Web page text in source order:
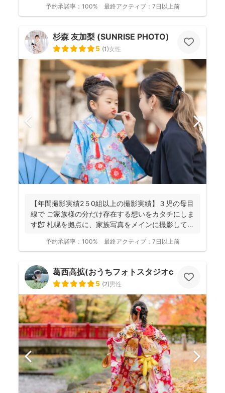
予約承諾率： 100% 最終アクティブ： 7日以上前
杉森 友加梨 (SUNRISE PHOTO)
5 (1)女性
【年間撮影実績2５0組以上の撮影実績】３児の母目
線で ご家族様の分だけ存在する想いをカタチにしま
す🕊️ 札幌を拠点に、家族写真をメインに撮影してお
予約承諾率： 100% 最終アクティブ： 7日以上前
葛西高拡(おうちフォトスタジオcocofilm)
5 (2)男性